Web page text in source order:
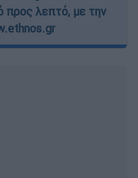
προς λεπτό, με την